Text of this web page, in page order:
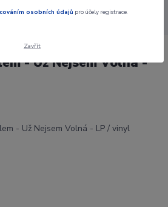
Petra Janů, Golem - Už Nejsem Volná - LP
- Už Nejsem Volná -
osobních údajů pro účely registrace.
Zavřít